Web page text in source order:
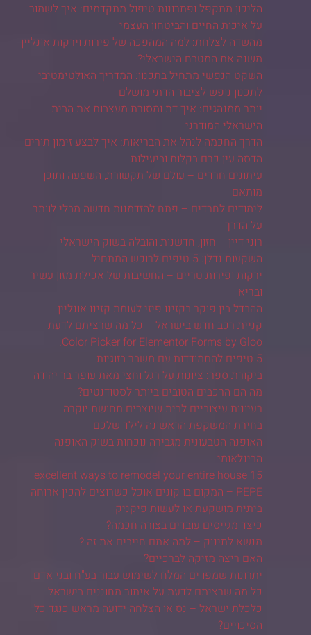
הליכון מתקפל ופתרונות טיפול מתקדמים: איך לשמור
על איכות החיים והביטחון העצמי
מהשדה לצלחת: למה המהפכה של פירות וירקות אונליין
משנה את המטבח הישראלי?
השקט הנפשי מתחיל בתכנון: המדריך האולטימטיבי
לתכנון נופש לציבור הדתי מושלם
יותר ממנהגים: איך דת ומסורת מעצבות את הבית
הישראלי המודרני
הדרך החכמה לנהל את הבריאות: איך לבצע זימון תורים
הדסה עין כרם בקלות וביעילות
עיתונים חרדים – עולם של תקשורת, השפעה ותוכן
מותאם
לימודים לחרדים – פתח להזדמנות חדשה מבלי לוותר
על הדרך
רוני דיין – חזון, חדשנות והובלה בשוק הישראלי
השקעות נדלן: 5 טיפים לרוכש המתחיל
ירקות ופירות טריים – החשיבות של אכילת מזון עשיר
ובריא
ההבדל בין פוקר בקזינו פיזי לעומת קזינו אונליין
קניית רכב חדש בישראל – כל מה שרציתם לדעת
Color Picker for Elementor Forms by Gloo.
5 טיפים להתמודדות עם משבר בזוגיות
ביקורת ספר: ציונות על רגל וחצי מאת עופר בר יהודה
מה הם הרכבים הטובים ביותר לסטודנטים?
רעיונות עיצוביים לבית שיוצרים תחושת יוקרה
בחירת המשקפת הראשונה לילד שלכם
האופנה הטבעונית מגבירה נוכחות בשוק האופנה
הבינלאומי
15 excellent ways to remodel your entire house
PEPE – המקום בו קונים אוכל כשרוצים להכין ארוחה
ביתית מושקעת או לעשות פיקניק
כיצד מגייסים עובדים בצורה חכמה?
מנשא לתינוק – למה אתם חייבים את זה ?
האם ריצה מזיקה לברכיים?
יתרונות שמפו ים המלח לשימוש עבור בע"ח ובני אדם
כל מה שרציתם לדעת על איתור מחוננים בישראל
כלכלת ישראל – נס או הצלחה ידועה מראש כנגד כל
הסיכויים?